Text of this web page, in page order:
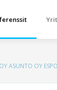
ASUNTO OY